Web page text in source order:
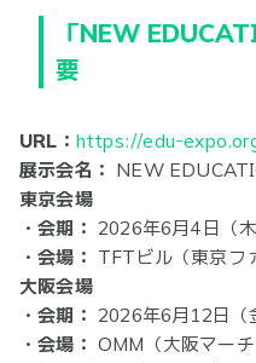
「NEW
要
URL： https://edu-
展示会名：
NEW
東京会場
・会期：
2026年6月4日（木
・会場：
TFTビル（東京フ
大阪会場
・会期：
2026年6月12日（
・会場：
OMM（大阪マーチ